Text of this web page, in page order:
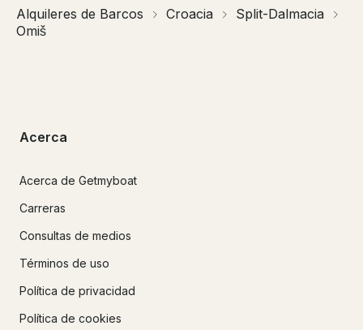
Alquileres de Barcos Croacia
Split-Dalmacia
Omiš
Acerca
Acerca de Getmyboat
Carreras
Consultas de medios
Términos de uso
Política de privacidad
Política de cookies